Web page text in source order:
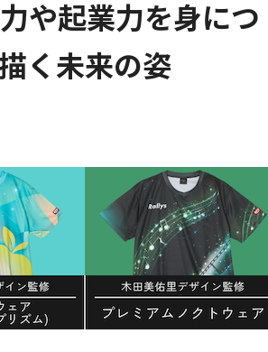
や起業力を身につ
く未来の姿